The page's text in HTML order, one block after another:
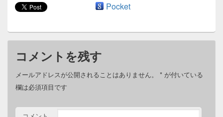
Pocket
コメントを残す
メールアドレスが公開されることはありません。 * が付いている
欄は必須項目です